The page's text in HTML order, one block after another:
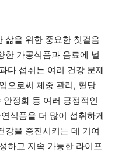
삶을 위한 중요한 첫걸음
한 가공식품과 음료에 널
다 섭취는 여러 건강 문제
으로써 체중 관리, 혈당
정화 등 여러 긍정적인
식품을 더 많이 섭취하게
강을 증진시키는 데 기여
하고 지속 가능한 라이프